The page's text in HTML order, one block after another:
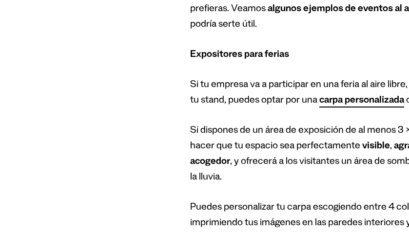
prefieras. Veamosalgunos ejemplos de eventos al
podría serte útil.
Expositores para ferias
Si tu empresa va a participar en una feria al aire
tu stand, puedes optar por unacarpa personalizada
Si dispones de un área de exposición de al menos 3
hacer que tu espacio sea perfectamente visible,
acogedor, y ofrecerá a los visitantes un área de
la lluvia.
Puedes personalizar tu carpa escogiendo entre 4
imprimiendo tus imágenes en las paredes